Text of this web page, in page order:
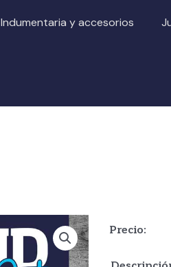
Indumentaria y accesorios
Precio: